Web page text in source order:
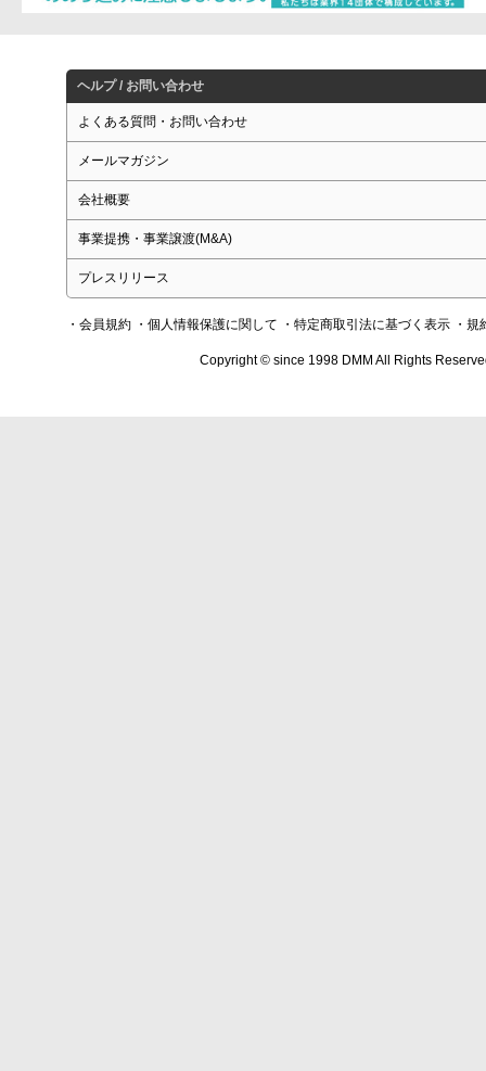
ヘルプ / お問い合わせ
よくある質問・お問い合わせ
メールマガジン
会社概要
事業提携・事業譲渡(M&A)
プレスリリース
・会員規約 ・個人情報保護に関して ・特定商取引法に基づく表示 ・規
Copyright © since 1998 DMM All Rights